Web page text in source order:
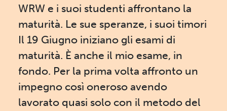
WRW e i suoi studenti affrontano la
maturità. Le sue speranze, i suoi timori
Il 19 Giugno iniziano gli esami di
maturità. È anche il mio esame, in
fondo. Per la prima volta affronto un
impegno così oneroso avendo
lavorato quasi solo con il metodo del